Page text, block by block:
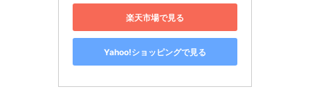
楽天市場で見る
Yahoo!ショッピングで見る